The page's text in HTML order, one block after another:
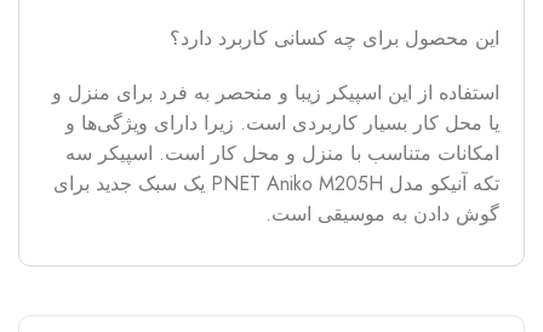
این محصول برای چه کسانی کاربرد دارد؟
استفاده از این اسپیکر زیبا و منحصر به فرد برای منزل و
یا محل کار بسیار کاربردی است. زیرا دارای ویژگی‌ها و
امکانات متناسب با منزل و محل کار است. اسپیکر سه
تکه آنیکو مدل PNET Aniko M205H یک سبک جدید برای
گوش دادن به موسیقی است.